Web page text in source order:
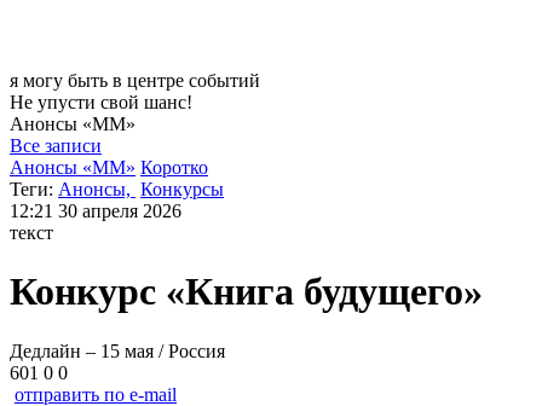
я могу быть в центре событий
Не упусти свой шанс!
Анонсы «ММ»
Все записи
Анонсы «ММ» Коротко
Теги: Анонсы, Конкурсы
12:21 30 апреля 2026
текст
Конкурс «Книга будущего»
Дедлайн – 15 мая / Россия
601 0 0
отправить по e-mail